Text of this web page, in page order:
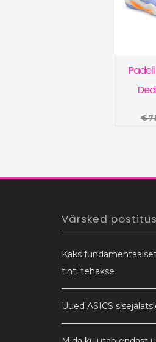
€
Värsked
Kaks
tihti tehakse
Uued ASICS